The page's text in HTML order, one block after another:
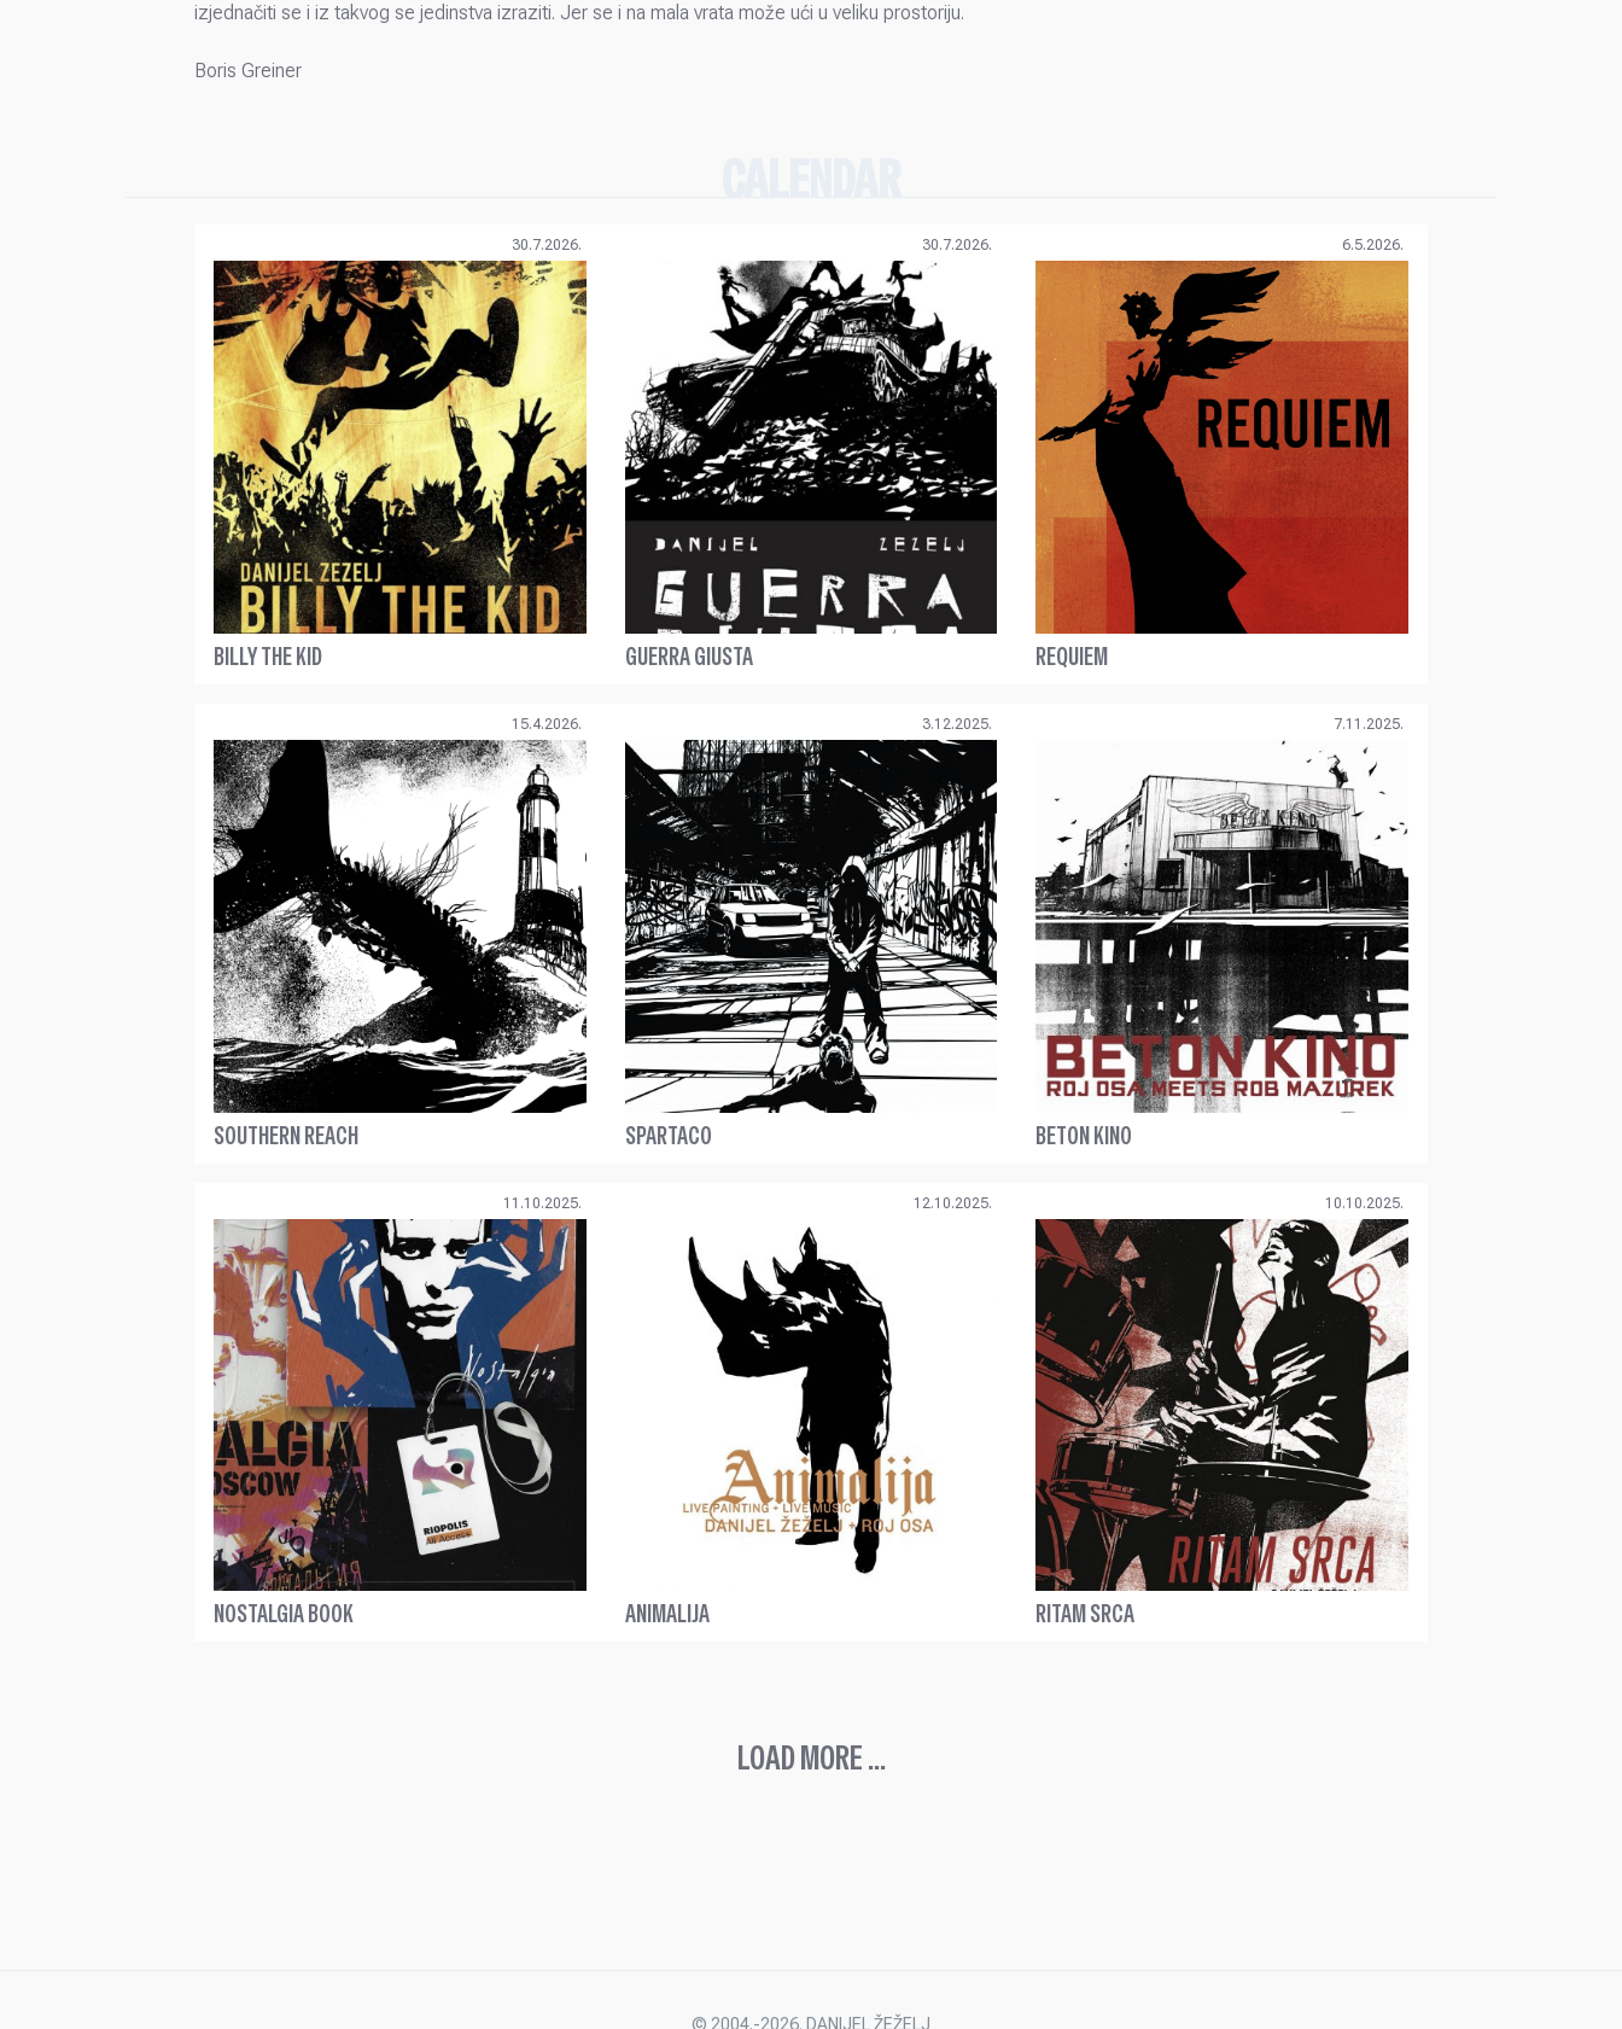
izjednačiti se i iz takvog se jedinstva izraziti. Jer se i na mala vrata može ući u veliku prostoriju.
Boris Greiner
30.7.2026.
BILLY THE KID
30.7.2026.
GUERRA GIUSTA
6.5.2026.
REQUIEM
15.4.2026.
SOUTHERN REACH
3.12.2025.
SPARTACO
7.11.2025.
BETON KINO
11.10.2025.
NOSTALGIA BOOK
12.10.2025.
ANIMALIJA
10.10.2025.
RITAM SRCA
LOAD MORE ...
© 2004.-2026. DANIJEL ŽEŽELJ